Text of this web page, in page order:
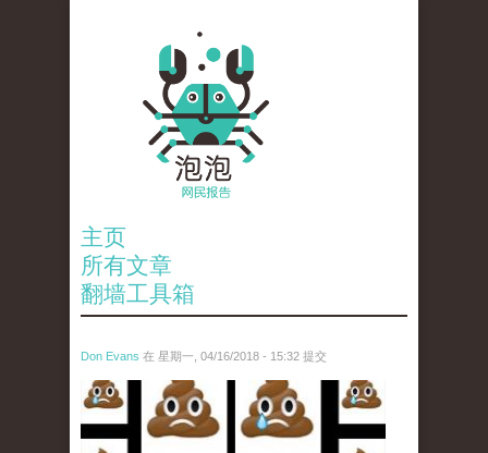
主页
所有文章
翻墙工具箱
Don Evans 在 星期一, 04/16/2018 - 15:32 提交
wechatimg1053.jpeg